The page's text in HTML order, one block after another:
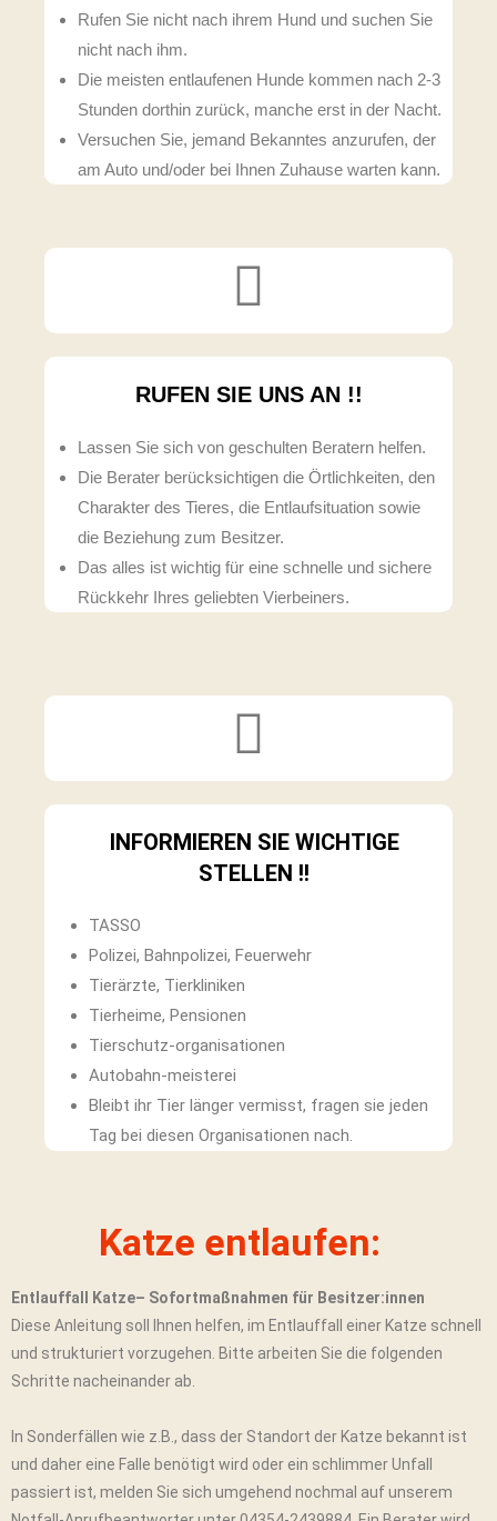
Rufen Sie nicht nach ihrem Hund und suchen Sie
nicht nach ihm.
Die meisten entlaufenen Hunde kommen nach 2-3
Stunden dorthin zurück, manche erst in der Nacht.
Versuchen Sie, jemand Bekanntes anzurufen, der
am Auto und/oder bei Ihnen Zuhause warten kann.
RUFEN SIE UNS AN !!
Lassen Sie sich von geschulten Beratern helfen.
Die Berater berücksichtigen die Örtlichkeiten, den
Charakter des Tieres, die Entlaufsituation sowie
die Beziehung zum Besitzer.
Das alles ist wichtig für eine schnelle und sichere
Rückkehr Ihres geliebten Vierbeiners.
INFORMIEREN SIE WICHTIGE
STELLEN !!
TASSO
Polizei, Bahnpolizei, Feuerwehr
Tierärzte, Tierkliniken
Tierheime, Pensionen
Tierschutz-organisationen
Autobahn-meisterei
Bleibt ihr Tier länger vermisst, fragen sie jeden
Tag bei diesen Organisationen nach.
Katze entlaufen:
Entlauffall Katze– Sofortmaßnahmen für Besitzer:innen
Diese Anleitung soll Ihnen helfen, im Entlauffall einer Katze schnell
und strukturiert vorzugehen. Bitte arbeiten Sie die folgenden
Schritte nacheinander ab.
In Sonderfällen wie z.B., dass der Standort der Katze bekannt ist
und daher eine Falle benötigt wird oder ein schlimmer Unfall
passiert ist, melden Sie sich umgehend nochmal auf unserem